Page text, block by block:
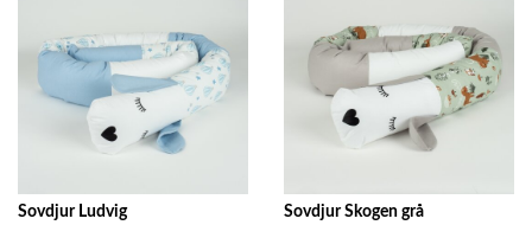
Sovdjur Ludvig Sovdjur Skogen grå